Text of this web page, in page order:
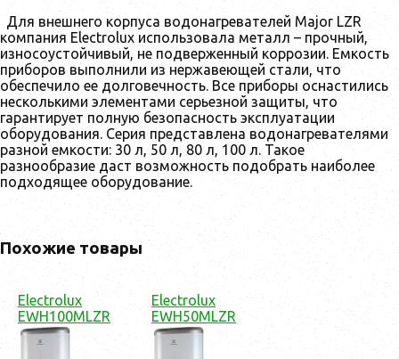
Для внешнего корпуса водонагревателей Major LZR
компания Electrolux использовала металл – прочный,
износоустойчивый, не подверженный коррозии. Емкость
приборов выполнили из нержавеющей стали, что
обеспечило ее долговечность. Все приборы оснастились
несколькими элементами серьезной защиты, что
гарантирует полную безопасность эксплуатации
оборудования. Серия представлена водонагревателями
разной емкости: 30 л, 50 л, 80 л, 100 л. Такое
разнообразие даст возможность подобрать наиболее
подходящее оборудование.
Похожие товары
Electrolux
EWH100MLZR
Electrolux
EWH50MLZR